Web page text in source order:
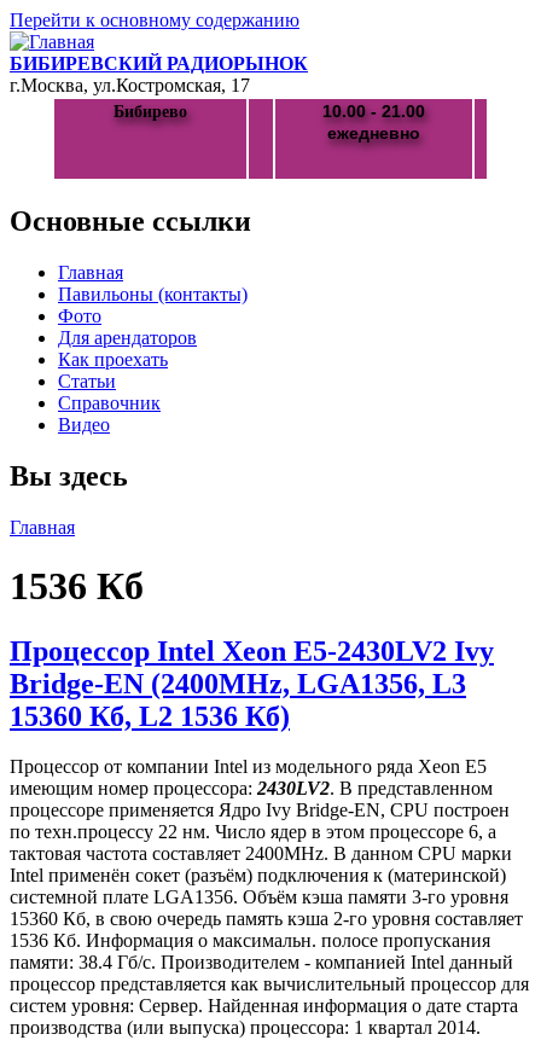
Перейти к основному содержанию
БИБИРЕВСКИЙ РАДИОРЫНОК
г.Москва, ул.Костромская, 17
Бибирево
10.00 - 21.00
ежедневно
Основные ссылки
Главная
Павильоны (контакты)
Фото
Для арендаторов
Как проехать
Статьи
Справочник
Видео
Вы здесь
Главная
1536 Кб
Процессор Intel Xeon E5-2430LV2 Ivy
Bridge-EN (2400MHz, LGA1356, L3
15360 Кб, L2 1536 Кб)
Процессор от компании Intel из модельного ряда Xeon E5
имеющим номер процессора:2430LV2. В представленном
процессоре применяется Ядро Ivy Bridge-EN, CPU построен
по техн.процессу 22 нм. Число ядер в этом процессоре 6, а
тактовая частота составляет 2400MHz. В данном CPU марки
Intel применён сокет (разъём) подключения к (материнской)
системной плате LGA1356. Объём кэша памяти 3-го уровня
15360 Кб, в свою очередь память кэша 2-го уровня составляет
1536 Кб. Информация о максимальн. полосе пропускания
памяти: 38.4 Гб/с. Производителем - компанией Intel данный
процессор представляется как вычислительный процессор для
систем уровня: Сервер. Найденная информация о дате старта
производства (или выпуска) процессора: 1 квартал 2014.